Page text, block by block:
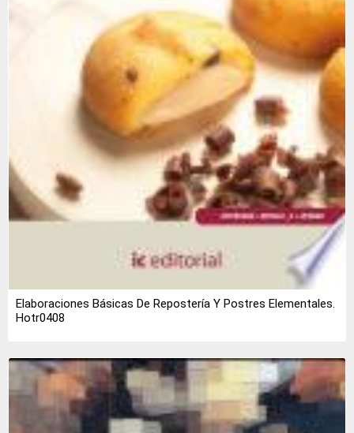
Elaboraciones Básicas De Repostería Y Postres Elementales.
Hotr0408